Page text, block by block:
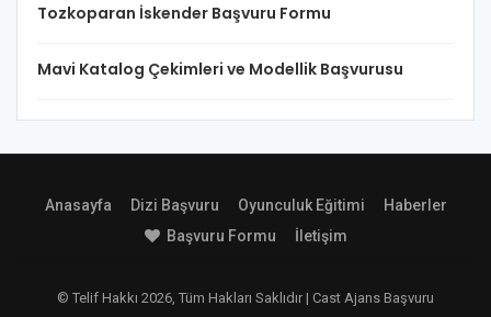
Tozkoparan İskender Başvuru Formu
Mavi Katalog Çekimleri ve Modellik Başvurusu
Anasayfa Dizi Başvuru Oyunculuk Eğitimi
Haberler
Başvuru Formu
İletişim
© Telif Hakkı 2026, Tüm Hakları Saklıdır | Cast Ajans Başvuru